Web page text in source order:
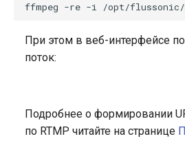
При этом в веб-интерфейсе
поток:
Подробнее о формировании
по RTMP читайте на странице